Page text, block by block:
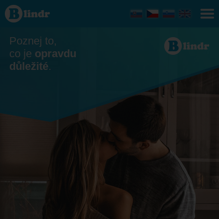
Seznamka
- On
hledá ji
Poznej to,
co je opravdu
důležité.